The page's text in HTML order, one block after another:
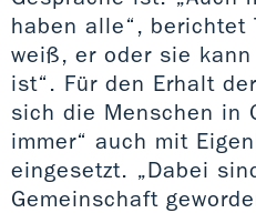
haben alle“, berichtet
weiß, er oder sie
ist“. Für den Erhalt
sich die Menschen in
immer“ auch mit
eingesetzt. „Dabei
Gemeinschaft